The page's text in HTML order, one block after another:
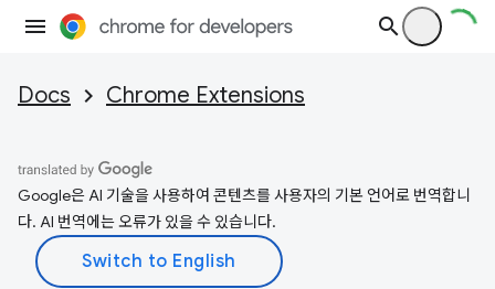
Docs Chrome Extensions
Google은 AI 기술을 사용하여 콘텐츠를 사용자의 기본 언어로 번역합니
다. AI 번역에는 오류가 있을 수 있습니다.